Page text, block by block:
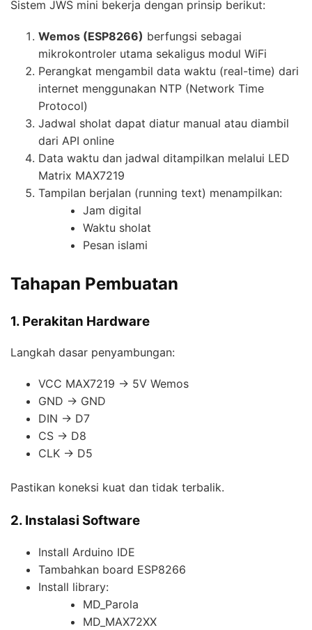
Sistem JWS mini bekerja dengan prinsip berikut:
Wemos (ESP8266) berfungsi sebagai
mikrokontroler utama sekaligus modul WiFi
Perangkat mengambil data waktu (real-time) dari
internet menggunakan NTP (Network Time
Protocol)
Jadwal sholat dapat diatur manual atau diambil
dari API online
Data waktu dan jadwal ditampilkan melalui LED
Matrix MAX7219
Tampilan berjalan (running text) menampilkan:
Jam digital
Waktu sholat
Pesan islami
Tahapan Pembuatan
1. Perakitan Hardware
Langkah dasar penyambungan:
VCC MAX7219 → 5V Wemos
GND → GND
DIN → D7
CS → D8
CLK → D5
Pastikan koneksi kuat dan tidak terbalik.
2. Instalasi Software
Install Arduino IDE
Tambahkan board ESP8266
Install library:
MD_Parola
MD_MAX72XX